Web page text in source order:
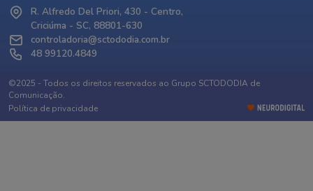
R. Alfredo Del Priori, 430 - Centro,
Criciúma - SC, 88801-630
controladoria@sctododia.com.br
48 99120.4849
©2025 - Todos os direitos reservados ao Grupo SCTODODIA de
Comunicação.
Política de privacidade